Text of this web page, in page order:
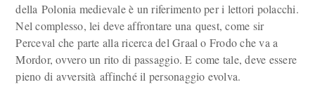
della Polonia medievale è un riferimento per i lettori polacchi.
Nel complesso, lei deve affrontare una quest, come sir
Perceval che parte alla ricerca del Graal o Frodo che va a
Mordor, ovvero un rito di passaggio. E come tale, deve essere
pieno di avversità affinché il personaggio evolva.